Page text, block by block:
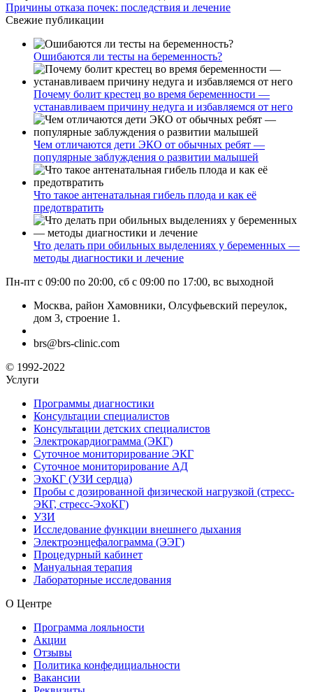
Причины отказа почек: последствия и лечение
Свежие публикации
Ошибаются ли тесты на беременность?
Почему болит крестец во время беременности —
устанавливаем причину недуга и избавляемся от него
Чем отличаются дети ЭКО от обычных ребят —
популярные заблуждения о развитии малышей
Что такое антенатальная гибель плода и как её
предотвратить
Что делать при обильных выделениях у беременных —
методы диагностики и лечение
Пн-пт с 09:00 по 20:00, сб с 09:00 по 17:00, вс выходной
Москва, район Хамовники, Олсуфьевский переулок,
дом 3, строение 1.
brs@brs-clinic.com
© 1992-2022
Услуги
Программы диагностики
Консультации специалистов
Консультации детских специалистов
Электрокардиограмма (ЭКГ)
Суточное мониторирование ЭКГ
Суточное мониторирование АД
ЭхоКГ (УЗИ сердца)
Пробы с дозированной физической нагрузкой (стресс-
ЭКГ, стресс-ЭхоКГ)
УЗИ
Исследование функции внешнего дыхания
Электроэнцефалограмма (ЭЭГ)
Процедурный кабинет
Мануальная терапия
Лабораторные исследования
О Центре
Программа лояльности
Акции
Отзывы
Политика конфедициальности
Вакансии